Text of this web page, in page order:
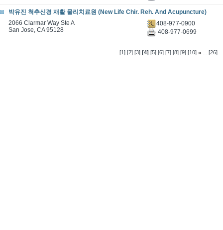
박유진 척추신경 재활 물리치료원 (New Life Chir. Reh. And Acupuncture)
2066 Clarmar Way Ste A
San Jose, CA 95128
408-977-0900
408-977-0699
[1] [2] [3] [4] [5] [6] [7] [8] [9] [10] ...[26]